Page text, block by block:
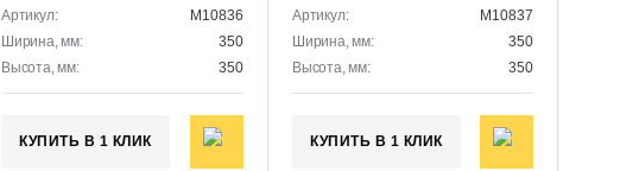
Артикул:
M10836
Ширина, мм:
350
Высота, мм:
350
КУПИТЬ В 1 КЛИК
Артикул:
M10837
Ширина, мм:
350
Высота, мм:
350
КУПИТЬ В 1 КЛИК